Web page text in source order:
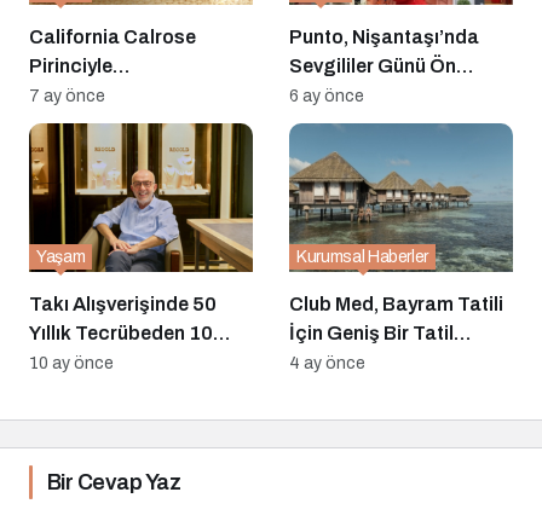
California Calrose
Pirinciyle
Hazırlanabilecek Üç
Farklı Tarif
7 ay önce
Punto, Nişantaşı’nda
Sevgililer Günü Ön
Koleksiyonunu
Enstalasyonla Tanıttı
6 ay önce
Takı Alışverişinde 50
Yıllık Tecrübeden 10
Altın Tavsiye
Yaşam
10 ay önce
Club Med, Bayram Tatili
İçin Geniş Bir Tatil
Rotası Yelpazesi
Kurumsal Haberler
4 ay önce
Bir Cevap Yaz